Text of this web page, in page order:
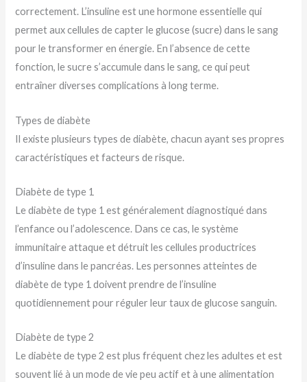
correctement. L’insuline est une hormone essentielle qui
permet aux cellules de capter le glucose (sucre) dans le sang
pour le transformer en énergie. En l’absence de cette
fonction, le sucre s’accumule dans le sang, ce qui peut
entraîner diverses complications à long terme.
Types de diabète
Il existe plusieurs types de diabète, chacun ayant ses propres
caractéristiques et facteurs de risque.
Diabète de type 1
Le diabète de type 1 est généralement diagnostiqué dans
l’enfance ou l’adolescence. Dans ce cas, le système
immunitaire attaque et détruit les cellules productrices
d’insuline dans le pancréas. Les personnes atteintes de
diabète de type 1 doivent prendre de l’insuline
quotidiennement pour réguler leur taux de glucose sanguin.
Diabète de type 2
Le diabète de type 2 est plus fréquent chez les adultes et est
souvent lié à un mode de vie peu actif et à une alimentation